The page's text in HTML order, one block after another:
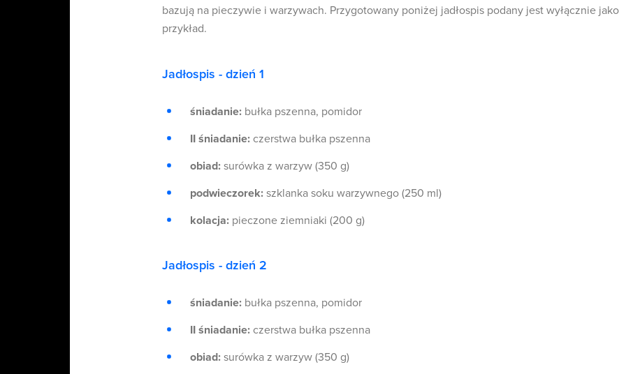
bazują na pieczywie i warzywach. Przygotowany poniżej jadłospis podany jest wyłącznie jako
przykład.
Jadłospis - dzień 1
śniadanie: bułka pszenna, pomidor
II śniadanie: czerstwa bułka pszenna
obiad: surówka z warzyw (350 g)
podwieczorek: szklanka soku warzywnego (250 ml)
kolacja: pieczone ziemniaki (200 g)
Jadłospis - dzień 2
śniadanie: bułka pszenna, pomidor
II śniadanie: czerstwa bułka pszenna
obiad: surówka z warzyw (350 g)